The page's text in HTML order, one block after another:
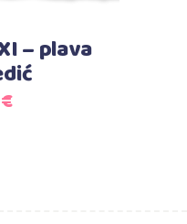
– plava
€